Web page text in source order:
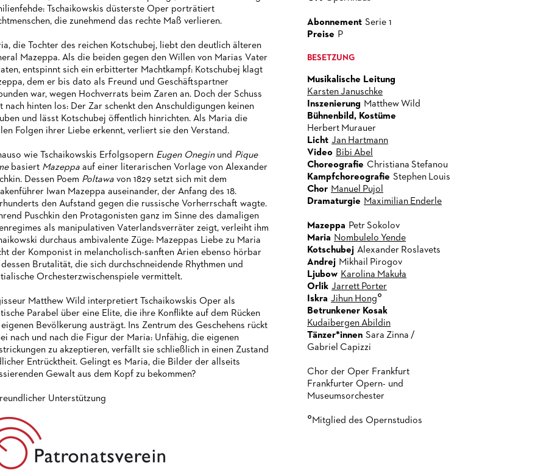
Tschaikowskis düsterste Oper porträtiert
die zunehmend das rechte Maß verlieren.
die Tochter des reichen Kotschubej, liebt den deutlich älteren
Mazeppa. Als die beiden gegen den Willen von Marias Vater
entspinnt sich ein erbitterter Machtkampf: Kotschubej klagt
dem er bis dato als Freund und Geschäftspartner
war, wegen Hochverrats beim Zaren an. Doch der Schuss
nach hinten los: Der Zar schenkt den Anschuldigungen keinen
und lässt Kotschubej öffentlich hinrichten. Als Maria die
Folgen ihrer Liebe erkennt, verliert sie den Verstand.
wie Tschaikowskis Erfolgsopern Eugen Onegin und Pique
basiert Mazeppa auf einer literarischen Vorlage von Alexander
Dessen Poem Poltawa von 1829 setzt sich mit dem
Iwan Mazeppa auseinander, der Anfang des 18.
den Aufstand gegen die russische Vorherrschaft wagte.
Puschkin den Protagonisten ganz im Sinne des damaligen
als manipulativen Vaterlandsverräter zeigt, verleiht ihm
durchaus ambivalente Züge: Mazeppas Liebe zu Maria
der Komponist in melancholisch-sanften Arien ebenso hörbar
Brutalität, die sich durchschneidende Rhythmen und
Orchesterzwischenspiele vermittelt.
Matthew Wild interpretiert Tschaikowskis Oper als
Parabel über eine Elite, die ihre Konflikte auf dem Rücken
Bevölkerung austrägt. Ins Zentrum des Geschehens rückt
nach und nach die Figur der Maria: Unfähig, die eigenen
zu akzeptieren, verfällt sie schließlich in einen Zustand
Entrücktheit. Gelingt es Maria, die Bilder der allseits
Gewalt aus dem Kopf zu bekommen?
Unterstützung
Abonnement Serie 1
Preise P
BESETZUNG
Musikalische Leitung
Karsten Januschke
Inszenierung Matthew Wild
Bühnenbild, Kostüme
Herbert Murauer
Licht Jan Hartmann
Video Bibi Abel
Choreografie Christiana Stefanou
Kampfchoreografie Stephen Louis
Chor Manuel Pujol
Dramaturgie Maximilian Enderle
Mazeppa Petr Sokolov
Maria Nombulelo Yende
Kotschubej Alexander Roslavets
Andrej Mikhail Pirogov
Ljubow Karolina Makuła
Orlik Jarrett Porter
Iskra Jihun Hong°
Betrunkener Kosak
Kudaibergen Abildin
Tänzer*innen Sara Zinna /
Gabriel Capizzi
Chor der Oper Frankfurt
Frankfurter Opern- und
Museumsorchester
°Mitglied des Opernstudios